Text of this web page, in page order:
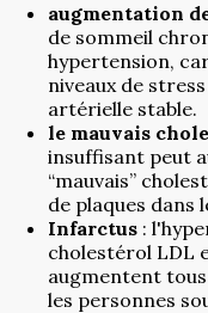
augmentation
de sommeil
hypertension,
niveaux de
artérielle stable.
le mauvais
insuffisant peut
“mauvais”
de plaques dans
Infarctus :
cholestérol LDL
augmentent
les personnes